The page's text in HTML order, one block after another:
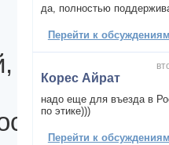
да, полностью
Перейти к
Корес Айрат
надо еще для въезда в
по этике)))
Перейти к